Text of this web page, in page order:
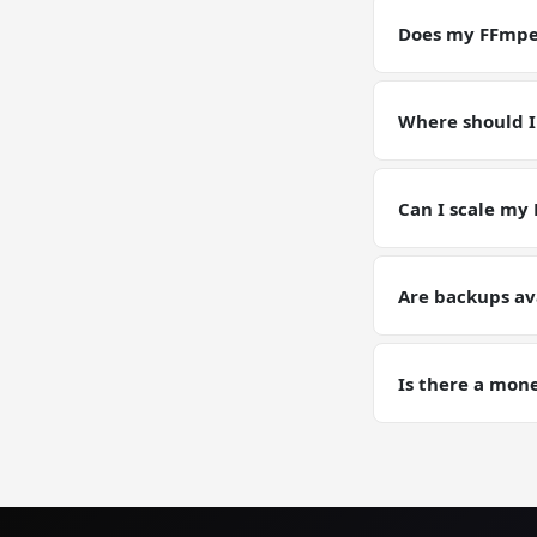
pin or upgrade
Does my
Models, configs,
Where should
artifacts
Can I scale my
tier on request.
Are backups
GPU training
Is there a